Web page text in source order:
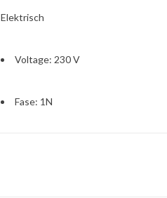
Elektrisch
Voltage: 230 V
Fase: 1N